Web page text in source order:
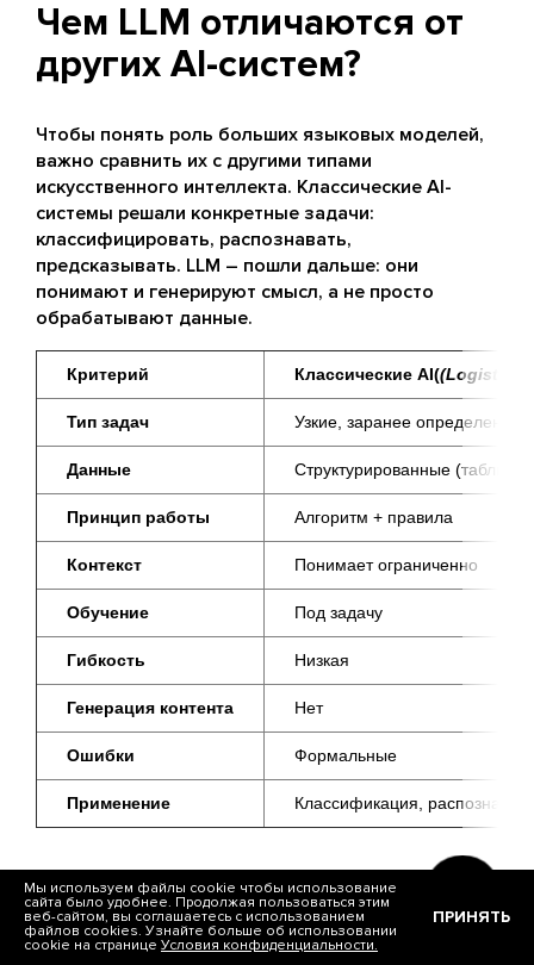
Мы используем файлы cookie чтобы использование
сайта было удобнее. Продолжая пользоваться этим
веб-сайтом, вы соглашаетесь с использованием
файлов cookies. Узнайте больше об использовании
cookie на странице Условия конфиденциальности.
ПРИНЯТЬ
Чем LLM отличаются от
других AI-систем?
Чтобы понять роль больших языковых моделей,
важно сравнить их с другими типами
искусственного интеллекта. Классические AI-
системы решали конкретные задачи:
классифицировать, распознавать,
предсказывать. LLM – пошли дальше: они
понимают и генерируют смысл, а не просто
обрабатывают данные.
Критерий Классические AI((Logistic
Тип задач Узкие, заранее определенные
Данные Структурированные
Принцип работы Алгоритм + правила
Контекст Понимает ограниченно
Обучение Под задачу
Гибкость Низкая
Генерация контента Нет
Ошибки Формальные
Применение Классификация,
В итоге большие языковые модели не заменяют
классический AI, а поднимают его на новый
уровень. Таблица выше хорошо показывает